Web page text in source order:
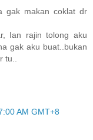
gak makan coklat dr
Ian rajin tolong aku
gak aku buat..bukan
AM GMT+8